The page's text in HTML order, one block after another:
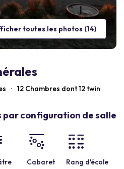
toutes les photos (14)
· 12 Chambres dont 12 twin
configuration de salle
Cabaret Rang d'école